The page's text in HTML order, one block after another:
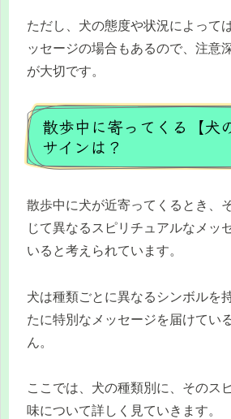
ただし、犬の態度や状況によって
ッセージの場合もあるので、注意
が大切です。
散歩中に寄ってくる【犬
サインは？
散歩中に犬が近寄ってくるとき、
じて異なるスピリチュアルなメッ
いると考えられています。
犬は種類ごとに異なるシンボルを
たに特別なメッセージを届けてい
ん。
ここでは、犬の種類別に、そのス
味について詳しく見ていきます。